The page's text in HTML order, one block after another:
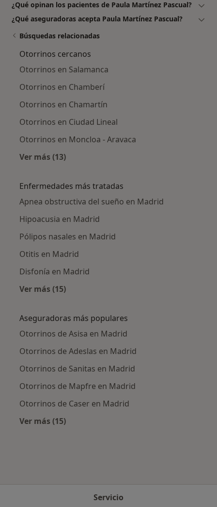
¿Qué opinan los pacientes de Paula Martínez Pascual?
¿Qué aseguradoras acepta Paula Martínez Pascual?
Búsquedas relacionadas
Otorrinos cercanos
Otorrinos en Salamanca
Otorrinos en Chamberí
Otorrinos en Chamartín
Otorrinos en Ciudad Lineal
Otorrinos en Moncloa - Aravaca
Ver más (13)
Enfermedades más tratadas
Apnea obstructiva del sueño en Madrid
Hipoacusia en Madrid
Pólipos nasales en Madrid
Otitis en Madrid
Disfonía en Madrid
Ver más (15)
Aseguradoras más populares
Otorrinos de Asisa en Madrid
Otorrinos de Adeslas en Madrid
Otorrinos de Sanitas en Madrid
Otorrinos de Mapfre en Madrid
Otorrinos de Caser en Madrid
Ver más (15)
Servicio